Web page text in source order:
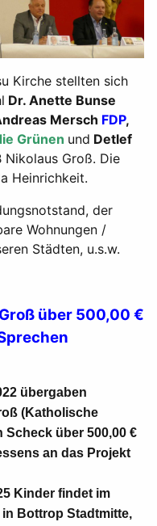
Kirche stellten sich
Dr. Anette Bunse
Mersch FDP,
Grünen und Detlef
Nikolaus Groß. Die
Heinrichkeit.
der
Wohnungen /
Städten, u.s.w.
über 500,00 €
übergaben
(Katholische
über 500,00 €
an das Projekt
Kinder findet im
Bottrop Stadtmitte,